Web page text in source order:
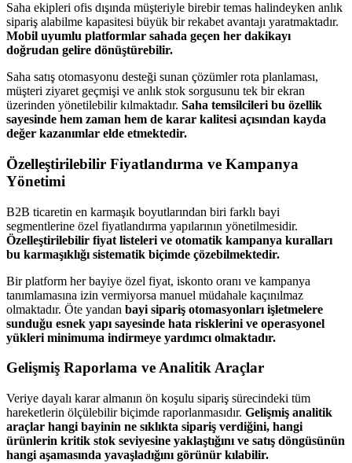
Saha ekipleri ofis dışında müşteriyle birebir temas halindeyken anlık
sipariş alabilme kapasitesi büyük bir rekabet avantajı yaratmaktadır.
Mobil uyumlu platformlar sahada geçen her dakikayı
doğrudan gelire dönüştürebilir.
Saha satış otomasyonu desteği sunan çözümler rota planlaması,
müşteri ziyaret geçmişi ve anlık stok sorgusunu tek bir ekran
üzerinden yönetilebilir kılmaktadır. Saha temsilcileri bu özellik
sayesinde hem zaman hem de karar kalitesi açısından kayda
değer kazanımlar elde etmektedir.
Özelleştirilebilir Fiyatlandırma ve Kampanya
Yönetimi
B2B ticaretin en karmaşık boyutlarından biri farklı bayi
segmentlerine özel fiyatlandırma yapılarının yönetilmesidir.
Özelleştirilebilir fiyat listeleri ve otomatik kampanya kuralları
bu karmaşıklığı sistematik biçimde çözebilmektedir.
Bir platform her bayiye özel fiyat, iskonto oranı ve kampanya
tanımlamasına izin vermiyorsa manuel müdahale kaçınılmaz
olmaktadır. Öte yandan bayi sipariş otomasyonları işletmelere
sunduğu esnek yapı sayesinde hata risklerini ve operasyonel
yükleri minimuma indirmeye yardımcı olmaktadır.
Gelişmiş Raporlama ve Analitik Araçlar
Veriye dayalı karar almanın ön koşulu sipariş sürecindeki tüm
hareketlerin ölçülebilir biçimde raporlanmasıdır. Gelişmiş analitik
araçlar hangi bayinin ne sıklıkta sipariş verdiğini, hangi
ürünlerin kritik stok seviyesine yaklaştığını ve satış döngüsünün
hangi aşamasında yavaşladığını görünür kılabilir.